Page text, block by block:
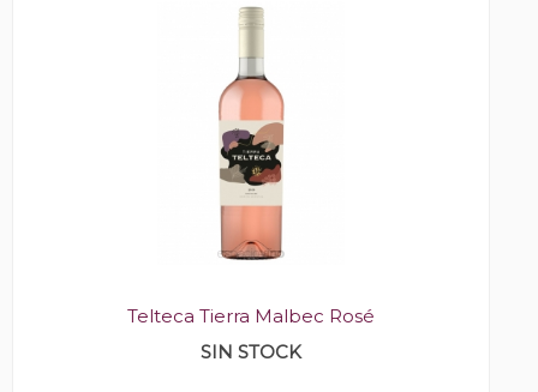
Telteca Tierra Malbec Rosé
SIN STOCK